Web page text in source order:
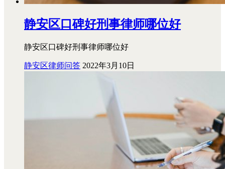
静安区口碑好刑事律师哪位好
静安区口碑好刑事律师哪位好
静安区律师问答 2022年3月10日